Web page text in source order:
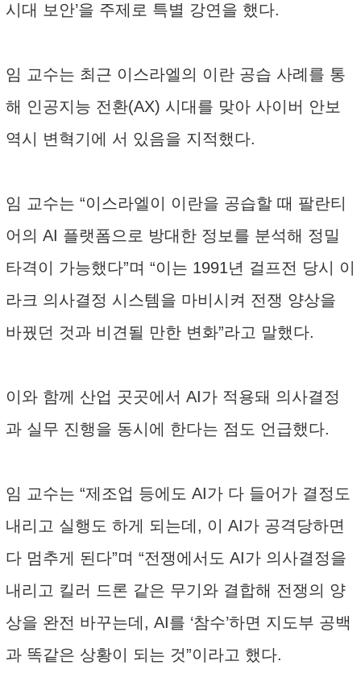
시대 보안’을 주제로 특별 강연을 했다.
임 교수는 최근 이스라엘의 이란 공습 사례를 통
해 인공지능 전환(AX) 시대를 맞아 사이버 안보
역시 변혁기에 서 있음을 지적했다.
임 교수는 “이스라엘이 이란을 공습할 때 팔란티
어의 AI 플랫폼으로 방대한 정보를 분석해 정밀
타격이 가능했다”며 “이는 1991년 걸프전 당시 이
라크 의사결정 시스템을 마비시켜 전쟁 양상을
바꿨던 것과 비견될 만한 변화”라고 말했다.
이와 함께 산업 곳곳에서 AI가 적용돼 의사결정
과 실무 진행을 동시에 한다는 점도 언급했다.
임 교수는 “제조업 등에도 AI가 다 들어가 결정도
내리고 실행도 하게 되는데, 이 AI가 공격당하면
다 멈추게 된다”며 “전쟁에서도 AI가 의사결정을
내리고 킬러 드론 같은 무기와 결합해 전쟁의 양
상을 완전 바꾸는데, AI를 ‘참수’하면 지도부 공백
과 똑같은 상황이 되는 것”이라고 했다.